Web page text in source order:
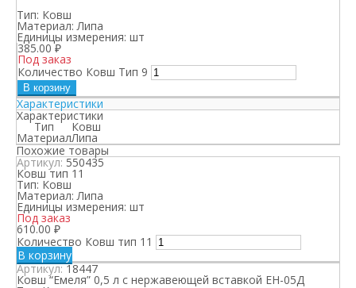
Тип: Ковш
Материал: Липа
Единицы измерения: шт
385.00₽
Под заказ
Количество Ковш Тип 9
В корзину
Характеристики
Характеристики
Тип Ковш
МатериалЛипа
Похожие товары
Артикул:550435
Ковш тип 11
Тип: Ковш
Материал: Липа
Единицы измерения: шт
Под заказ
610.00 ₽
Количество Ковш тип 11
В корзину
Артикул:18447
Ковш “Емеля” 0,5 л с нержавеющей вставкой ЕН-05Д